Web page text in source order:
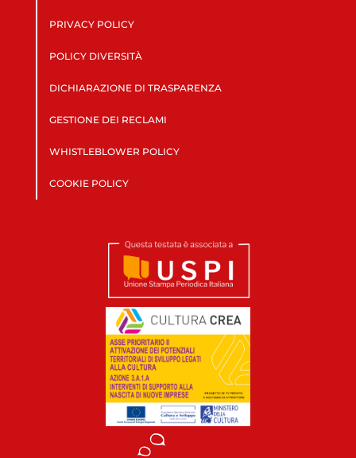
PRIVACY POLICY
POLICY DIVERSITÀ
DICHIARAZIONE DI TRASPARENZA
GESTIONE DEI RECLAMI
WHISTLEBLOWER POLICY
COOKIE POLICY